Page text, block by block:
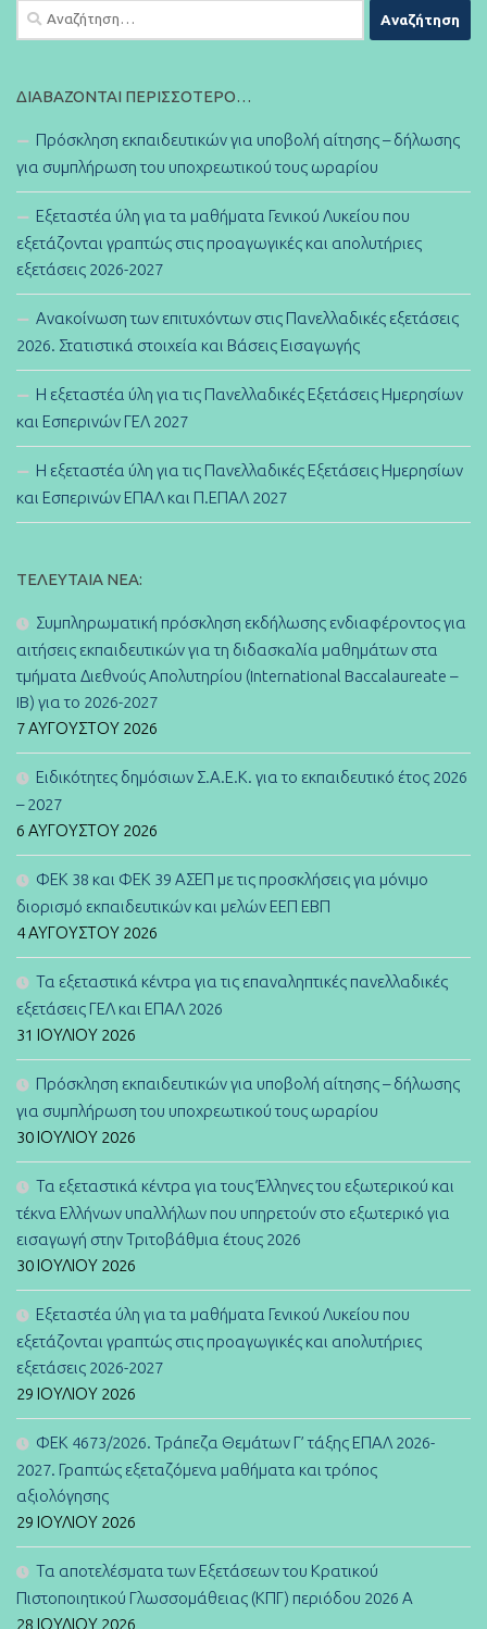
Αναζήτηση
για:
ΔΙΑΒΆΖΟΝΤΑΙ ΠΕΡΙΣΣΌΤΕΡΟ…
Πρόσκληση εκπαιδευτικών για υποβολή αίτησης – δήλωσης
για συμπλήρωση του υποχρεωτικού τους ωραρίου
Εξεταστέα ύλη για τα μαθήματα Γενικού Λυκείου που
εξετάζονται γραπτώς στις προαγωγικές και απολυτήριες
εξετάσεις 2026-2027
Ανακοίνωση των επιτυχόντων στις Πανελλαδικές εξετάσεις
2026. Στατιστικά στοιχεία και Βάσεις Εισαγωγής
Η εξεταστέα ύλη για τις Πανελλαδικές Εξετάσεις Ημερησίων
και Εσπερινών ΓΕΛ 2027
Η εξεταστέα ύλη για τις Πανελλαδικές Εξετάσεις Ημερησίων
και Εσπερινών ΕΠΑΛ και Π.ΕΠΑΛ 2027
ΤΕΛΕΥΤΑΊΑ ΝΈΑ:
Συμπληρωματική πρόσκληση εκδήλωσης ενδιαφέροντος για
αιτήσεις εκπαιδευτικών για τη διδασκαλία μαθημάτων στα
τμήματα Διεθνούς Απολυτηρίου (International Baccalaureate –
IB) για το 2026-2027
7 ΑΥΓΟΎΣΤΟΥ 2026
Ειδικότητες δημόσιων Σ.Α.Ε.Κ. για το εκπαιδευτικό έτος 2026
– 2027
6 ΑΥΓΟΎΣΤΟΥ 2026
ΦΕΚ 38 και ΦΕΚ 39 ΑΣΕΠ με τις προσκλήσεις για μόνιμο
διορισμό εκπαιδευτικών και μελών ΕΕΠ ΕΒΠ
4 ΑΥΓΟΎΣΤΟΥ 2026
Τα εξεταστικά κέντρα για τις επαναληπτικές πανελλαδικές
εξετάσεις ΓΕΛ και ΕΠΑΛ 2026
31 ΙΟΥΛΊΟΥ 2026
Πρόσκληση εκπαιδευτικών για υποβολή αίτησης – δήλωσης
για συμπλήρωση του υποχρεωτικού τους ωραρίου
30 ΙΟΥΛΊΟΥ 2026
Τα εξεταστικά κέντρα για τους Έλληνες του εξωτερικού και
τέκνα Ελλήνων υπαλλήλων που υπηρετούν στο εξωτερικό για
εισαγωγή στην Τριτοβάθμια έτους 2026
30 ΙΟΥΛΊΟΥ 2026
Εξεταστέα ύλη για τα μαθήματα Γενικού Λυκείου που
εξετάζονται γραπτώς στις προαγωγικές και απολυτήριες
εξετάσεις 2026-2027
29 ΙΟΥΛΊΟΥ 2026
ΦΕΚ 4673/2026. Τράπεζα Θεμάτων Γ’ τάξης ΕΠΑΛ 2026-
2027. Γραπτώς εξεταζόμενα μαθήματα και τρόπος
αξιολόγησης
29 ΙΟΥΛΊΟΥ 2026
Τα αποτελέσματα των Εξετάσεων του Κρατικού
Πιστοποιητικού Γλωσσομάθειας (ΚΠΓ) περιόδου 2026 Α
28 ΙΟΥΛΊΟΥ 2026